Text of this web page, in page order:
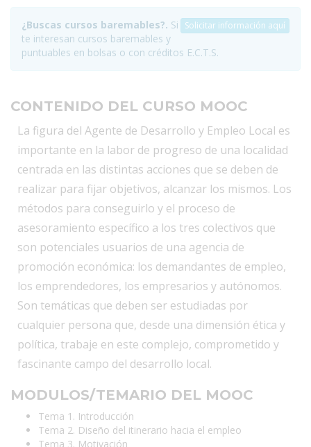
Solicitar información aquí
¿Buscas cursos baremables?. Si
te interesan cursos baremables y
puntuables en bolsas o con créditos E.C.T.S.
CONTENIDO DEL CURSO MOOC
La figura del Agente de Desarrollo y Empleo Local es
importante en la labor de progreso de una localidad
centrada en las distintas acciones que se deben de
realizar para fijar objetivos, alcanzar los mismos. Los
métodos para conseguirlo y el proceso de
asesoramiento específico a los tres colectivos que
son potenciales usuarios de una agencia de
promoción económica: los demandantes de empleo,
los emprendedores, los empresarios y autónomos.
Son temáticas que deben ser estudiadas por
cualquier persona que, desde una dimensión ética y
política, trabaje en este complejo, comprometido y
fascinante campo del desarrollo local.
MODULOS/TEMARIO DEL MOOC
Tema 1. Introducción
Tema 2. Diseño del itinerario hacia el empleo
Tema 3. Motivación